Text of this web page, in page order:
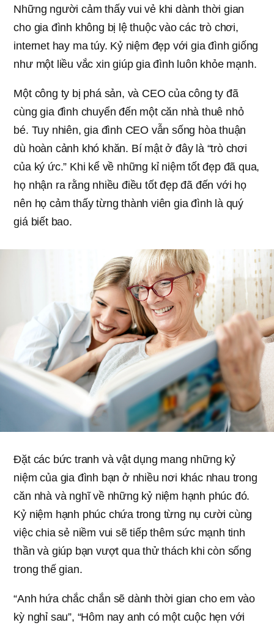
Những người cảm thấy vui vẻ khi dành thời gian
cho gia đình không bị lệ thuộc vào các trò chơi,
internet hay ma túy. Kỷ niệm đẹp với gia đình giống
như một liều vắc xin giúp gia đình luôn khỏe mạnh.
Một công ty bị phá sản, và CEO của công ty đã
cùng gia đình chuyển đến một căn nhà thuê nhỏ
bé. Tuy nhiên, gia đình CEO vẫn sống hòa thuận
dù hoàn cảnh khó khăn. Bí mật ở đây là “trò chơi
của ký ức.” Khi kể về những kỉ niệm tốt đẹp đã qua,
họ nhận ra rằng nhiều điều tốt đẹp đã đến với họ
nên họ cảm thấy từng thành viên gia đình là quý
giá biết bao.
Đặt các bức tranh và vật dụng mang những kỷ
niệm của gia đình bạn ở nhiều nơi khác nhau trong
căn nhà và nghĩ về những kỷ niệm hạnh phúc đó.
Kỷ niệm hạnh phúc chứa trong từng nụ cười cùng
việc chia sẻ niềm vui sẽ tiếp thêm sức mạnh tinh
thần và giúp bạn vượt qua thử thách khi còn sống
trong thế gian.
“Anh hứa chắc chắn sẽ dành thời gian cho em vào
kỳ nghỉ sau”, “Hôm nay anh có một cuộc hẹn với